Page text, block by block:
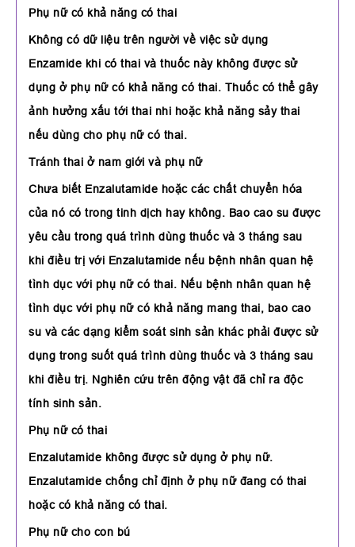
Phụ nữ có khả năng có thai
Không có dữ liệu trên người về việc sử dụng
Enzamide khi có thai và thuốc này không được sử
dụng ở phụ nữ có khả năng có thai. Thuốc có thể gây
ảnh hưởng xấu tới thai nhi hoặc khả năng sảy thai
nếu dùng cho phụ nữ có thai.
Tránh thai ở nam giới và phụ nữ
Chưa biết Enzalutamide hoặc các chất chuyển hóa
của nó có trong tinh dịch hay không. Bao cao su được
yêu cầu trong quá trình dùng thuốc và 3 tháng sau
khi điều trị với Enzalutamide nếu bệnh nhân quan hệ
tình dục với phụ nữ có thai. Nếu bệnh nhân quan hệ
tình dục với phụ nữ có khả năng mang thai, bao cao
su và các dạng kiểm soát sinh sản khác phải được sử
dụng trong suốt quá trình dùng thuốc và 3 tháng sau
khi điều trị. Nghiên cứu trên động vật đã chỉ ra độc
tính sinh sản.
Phụ nữ có thai
Enzalutamide không được sử dụng ở phụ nữ.
Enzalutamide chống chỉ định ở phụ nữ đang có thai
hoặc có khả năng có thai.
Phụ nữ cho con bú